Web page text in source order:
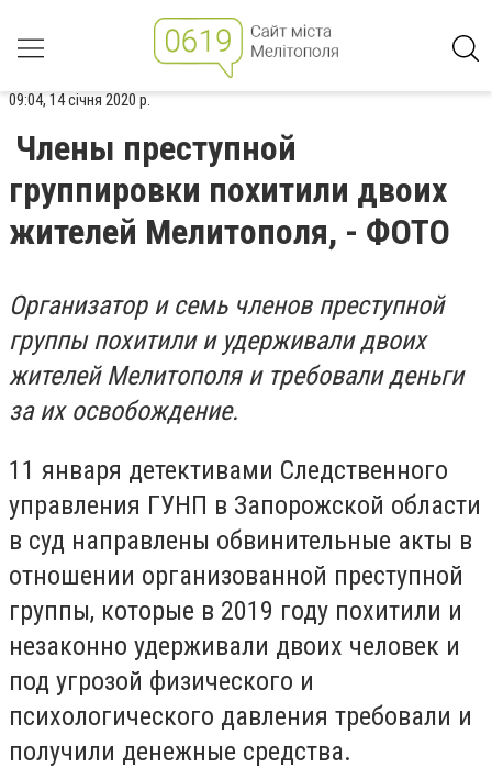
09:04, 14 січня 2020 р.
Члены преступной
группировки похитили двоих
жителей Мелитополя, - ФОТО
Организатор и семь членов преступной
группы похитили и удерживали двоих
жителей Мелитополя и требовали деньги
за их освобождение.
11 января детективами Следственного
управления ГУНП в Запорожской области
в суд направлены обвинительные акты в
отношении организованной преступной
группы, которые в 2019 году похитили и
незаконно удерживали двоих человек и
под угрозой физического и
психологического давления требовали и
получили денежные средства.